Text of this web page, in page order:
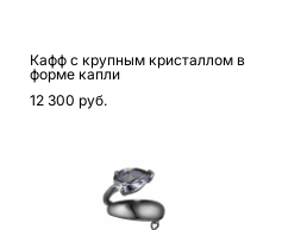
Кафф с крупным кристаллом в
форме капли
12 300 pуб.